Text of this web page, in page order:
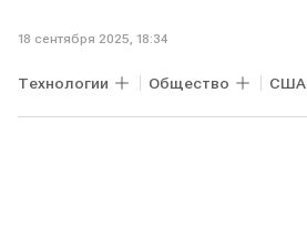
18 сентября 2025, 18:34
Технологии Общество США
Дональд Трамп Роберт Фицо